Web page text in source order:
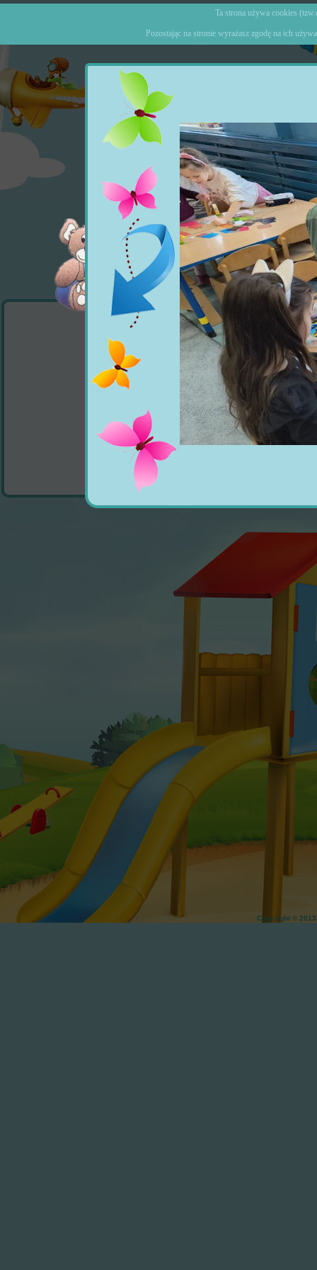
Strona główna o
Ogłoszenia Wydarzenia
Grupy Zajęcia
Copyright ©
Ta strona używa cookies
Pozostając na stronie wyrażasz zgodę na ich